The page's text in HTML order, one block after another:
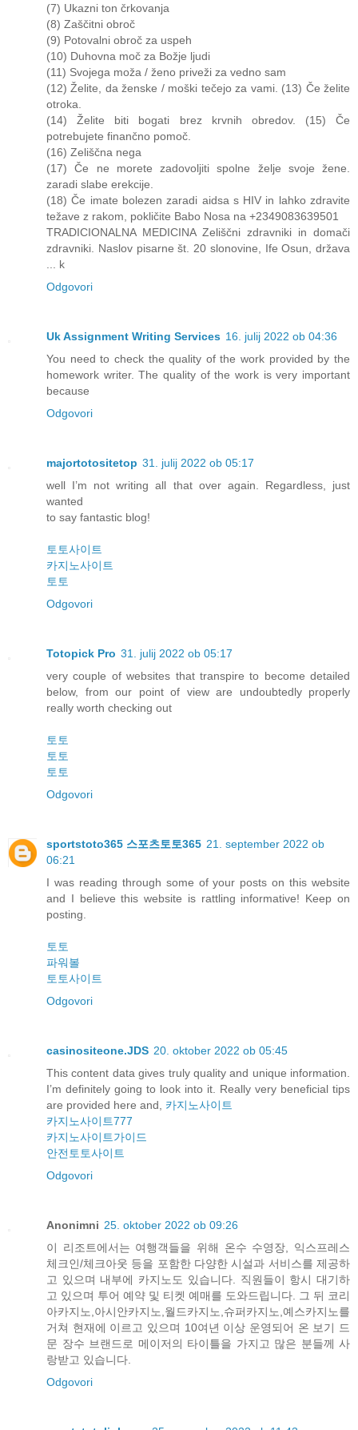
(7) Ukazni ton črkovanja
(8) Zaščitni obroč
(9) Potovalni obroč za uspeh
(10) Duhovna moč za Božje ljudi
(11) Svojega moža / ženo priveži za vedno sam
(12) Želite, da ženske / moški tečejo za vami. (13) Če želite
otroka.
(14) Želite biti bogati brez krvnih obredov. (15) Če
potrebujete finančno pomoč.
(16) Zeliščna nega
(17) Če ne morete zadovoljiti spolne želje svoje žene.
zaradi slabe erekcije.
(18) Če imate bolezen zaradi aidsa s HIV in lahko zdravite
težave z rakom, pokličite Babo Nosa na +2349083639501
TRADICIONALNA MEDICINA Zeliščni zdravniki in domači
zdravniki. Naslov pisarne št. 20 slonovine, Ife Osun, država
... k
Odgovori
Uk Assignment Writing Services 16. julij 2022 ob 04:36
You need to check the quality of the work provided by the
homework writer. The quality of the work is very important
because
Odgovori
majortotositetop 31. julij 2022 ob 05:17
well I’m not writing all that over again. Regardless, just
wanted
to say fantastic blog!
토토사이트
카지노사이트
토토
Odgovori
Totopick Pro 31. julij 2022 ob 05:17
very couple of websites that transpire to become detailed
below, from our point of view are undoubtedly properly
really worth checking out
토토
토토
토토
Odgovori
sportstoto365 스포츠토토365 21. september 2022 ob
06:21
I was reading through some of your posts on this website
and I believe this website is rattling informative! Keep on
posting.
토토
파워볼
토토사이트
Odgovori
casinositeone.JDS 20. oktober 2022 ob 05:45
This content data gives truly quality and unique information.
I’m definitely going to look into it. Really very beneficial tips
are provided here and, 카지노사이트
카지노사이트777
카지노사이트가이드
안전토토사이트
Odgovori
Anonimni 25. oktober 2022 ob 09:26
이 리조트에서는 여행객들을 위해 온수 수영장, 익스프레스
체크인/체크아웃 등을 포함한 다양한 시설과 서비스를 제공하
고 있으며 내부에 카지노도 있습니다. 직원들이 항시 대기하
고 있으며 투어 예약 및 티켓 예매를 도와드립니다. 그 뒤 코리
아카지노,아시안카지노,월드카지노,슈퍼카지노,예스카지노를
거쳐 현재에 이르고 있으며 10여년 이상 운영되어 온 보기 드
문 장수 브랜드로 메이저의 타이틀을 가지고 많은 분들께 사
랑받고 있습니다.
Odgovori